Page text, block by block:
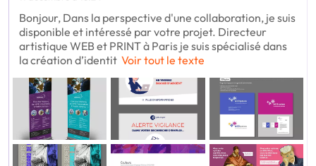
Bonjour, Dans la perspective d'une collaboration, je suis
disponible et intéressé par votre projet. Directeur
artistique WEB et PRINT à Paris je suis spécialisé dans
la création d’identit Voir tout le texte